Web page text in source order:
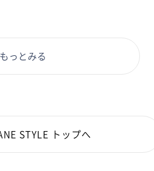
に
ークカラー
🫠と
と後ろから
もっとみる
STYLE トップへ